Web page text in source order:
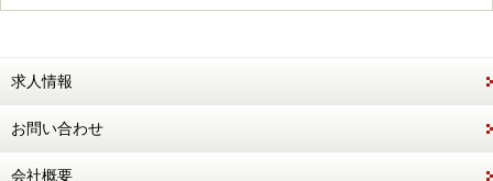
求人情報
お問い合わせ
会社概要